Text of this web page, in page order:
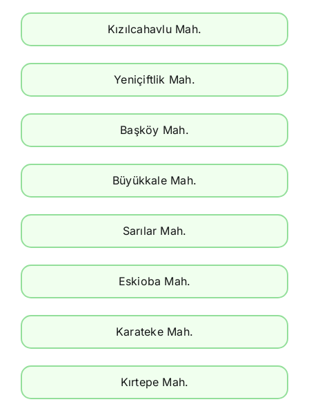
Kızılcahavlu Mah.
Yeniçiftlik Mah.
Başköy Mah.
Büyükkale Mah.
Sarılar Mah.
Eskioba Mah.
Karateke Mah.
Kırtepe Mah.